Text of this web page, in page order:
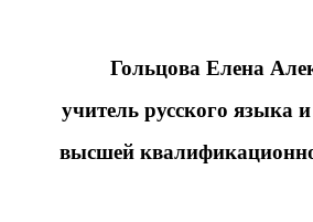
Гольцова Елена
учитель русского языка
высшей